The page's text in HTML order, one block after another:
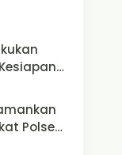
2024 di
Polsek